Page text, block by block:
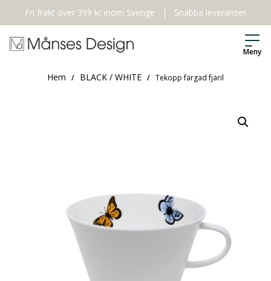
Fri frakt över 399 kr inom Sverige | Snabba leveranser
Meny
Hem / BLACK / WHITE / Tekopp färgad fjäril